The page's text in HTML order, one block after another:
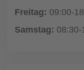
Freitag: 09:00-
Samstag: 08:30-